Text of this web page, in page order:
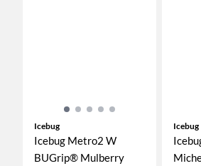
Icebug
Icebug Metro2 W
BUGrip® Mulberry
Icebug